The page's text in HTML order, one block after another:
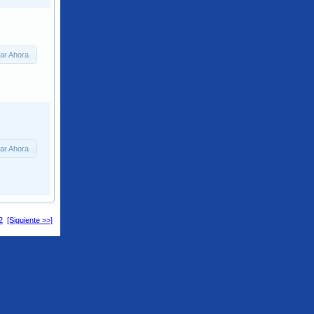
Ahora
Ahora
[Siguiente >>]